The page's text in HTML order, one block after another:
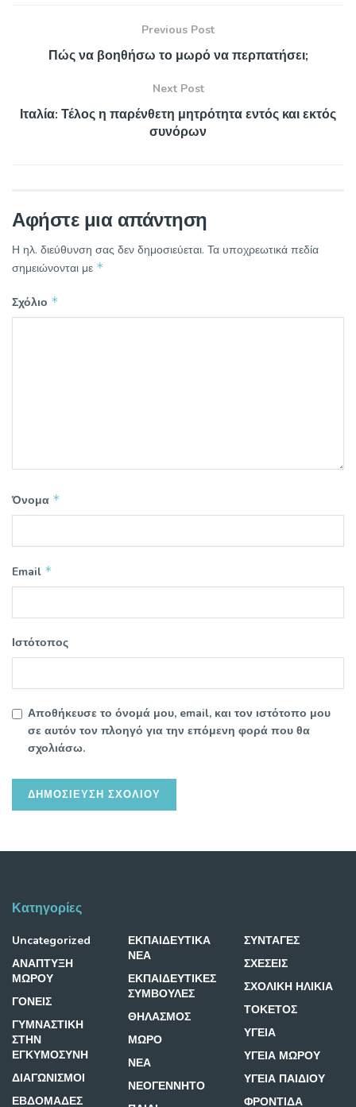
Previous Post
Πώς να βοηθήσω το μωρό να περπατήσει;
Next Post
Ιταλία: Τέλος η παρένθετη μητρότητα εντός και εκτός
συνόρων
Αφήστε μια απάντηση
Η ηλ. διεύθυνση σας δεν δημοσιεύεται. Τα υποχρεωτικά πεδία
σημειώνονται με *
Σχόλιο *
Όνομα *
Email *
Ιστότοπος
Αποθήκευσε το όνομά μου, email, και τον ιστότοπο μου
σε αυτόν τον πλοηγό για την επόμενη φορά που θα
σχολιάσω.
Κατηγορίες
Uncategorized
ΑΝΑΠΤΥΞΗ
ΜΩΡΟΥ
ΓΟΝΕΙΣ
ΓΥΜΝΑΣΤΙΚΗ
ΣΤΗΝ
ΕΓΚΥΜΟΣΥΝΗ
ΔΙΑΓΩΝΙΣΜΟΙ
ΕΒΔΟΜΑΔΕΣ
ΕΚΠΑΙΔΕΥΤΙΚΑ
ΝΕΑ
ΕΚΠΑΙΔΕΥΤΙΚΕΣ
ΣΥΜΒΟΥΛΕΣ
ΘΗΛΑΣΜΟΣ
ΜΩΡΟ
ΝΕΑ
ΝΕΟΓΕΝΝΗΤΟ
ΣΥΝΤΑΓΕΣ
ΣΧΕΣΕΙΣ
ΣΧΟΛΙΚΗ ΗΛΙΚΙΑ
ΤΟΚΕΤΟΣ
ΥΓΕΙΑ
ΥΓΕΙΑ ΜΩΡΟΥ
ΥΓΕΙΑ ΠΑΙΔΙΟΥ
ΦΡΟΝΤΙΔΑ